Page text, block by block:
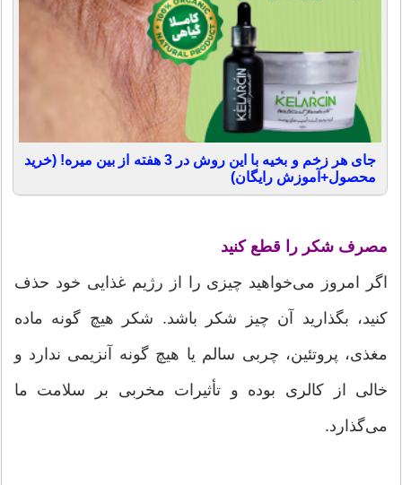
جای هر زخم و بخیه با این روش در 3 هفته از بین میره! (خرید
محصول+آموزش رایگان)
مصرف شکر را قطع کنید
اگر امروز می‌خواهید چیزی را از رژیم غذایی خود حذف
کنید، بگذارید آن چیز شکر باشد. شکر هیچ گونه ماده
مغذی، پروتئین، چربی سالم یا هیچ گونه آنزیمی ندارد و
خالی از کالری بوده و تأثیرات مخربی بر سلامت ما
می‌گذارد.